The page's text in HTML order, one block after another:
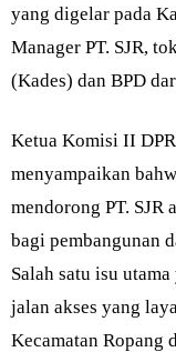
yang digelar pada
Manager PT. SJR,
(Kades) dan BPD
Ketua Komisi II
menyampaikan
mendorong PT. SJR
bagi pembangunan
Salah satu isu
jalan akses yang
Kecamatan Ropang